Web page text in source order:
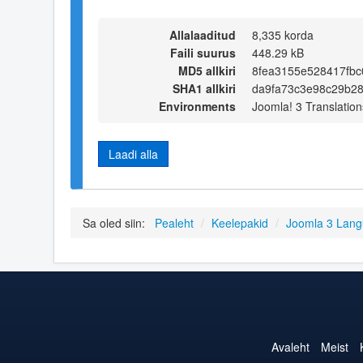
Allalaaditud
8,335 korda
Faili suurus
448.29 kB
MD5 allkiri
SHA1 allkiri
Environments
Joomla! 3
Laadi alla
Sa oled siin: Pealeht / Keelepakid / Joomla 3
Avaleht Meist